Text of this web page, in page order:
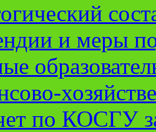
и меры
по КОСГУ